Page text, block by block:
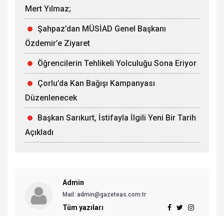
Mert Yılmaz;
Şahpaz’dan MÜSİAD Genel Başkanı
Özdemir’e Ziyaret
Öğrencilerin Tehlikeli Yolculuğu Sona Eriyor
Çorlu’da Kan Bağışı Kampanyası
Düzenlenecek
Başkan Sarıkurt, İstifayla İlgili Yeni Bir Tarih
Açıkladı
Admin
Mail: admin@gazeteas.com.tr
Tüm yazıları